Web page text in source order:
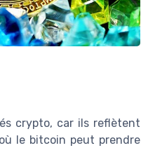
crypto, car ils reflètent
le bitcoin peut prendre